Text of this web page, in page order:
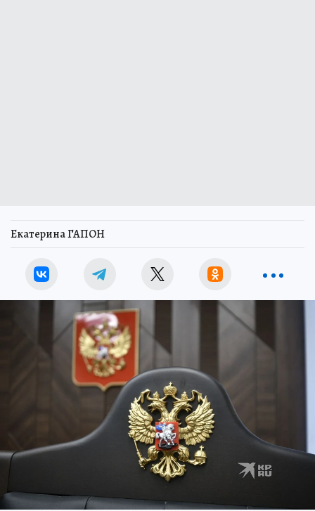
Екатерина ГАПОН